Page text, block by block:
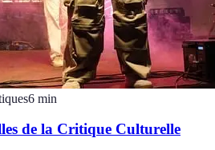
6 min
de la Critique Culturelle